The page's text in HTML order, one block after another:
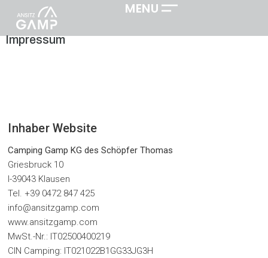
MENU
Impressum
Inhaber Website
Camping Gamp KGdes Schöpfer Thomas
Griesbruck 10
I-39043 Klausen
Tel. +39 0472 847 425
info@ansitzgamp.com
www.ansitzgamp.com
MwSt.-Nr.: IT02500400219
CIN Camping: IT021022B1GG33JG3H